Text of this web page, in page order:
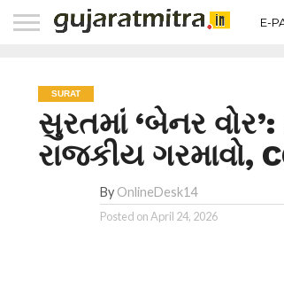
E-
SURAT
સુરતમાં ‘બેનર
રાજકીય ગરમાવો,
By OnlineDesk14
Posted onApril 24, 2026